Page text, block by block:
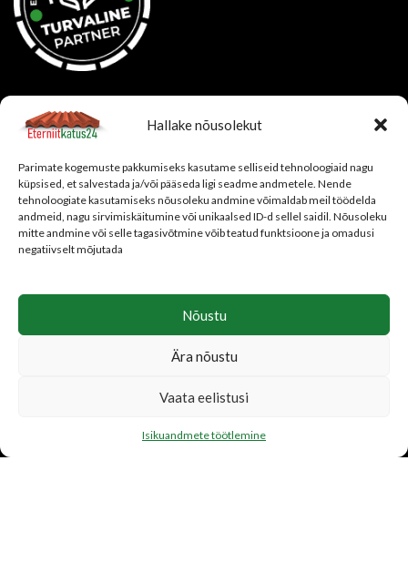
Hallake nõusolekut
Parimate kogemuste pakkumiseks kasutame selliseid tehnoloogiaid nagu
küpsised, et salvestada ja/või pääseda ligi seadme andmetele. Nende
tehnoloogiate kasutamiseks nõusoleku andmine võimaldab meil töödelda
andmeid, nagu sirvimiskäitumine või unikaalsed ID-d sellel saidil. Nõusoleku
mitte andmine või selle tagasivõtmine võib teatud funktsioone ja omadusi
negatiivselt mõjutada
Nõustu
Ära nõustu
Vaata eelistusi
Isikuandmete töötlemine
OSTUINFO
Tellimistingimused
Isikuandmete töötlemine
Parima hinna garantii
LISATEENUSED